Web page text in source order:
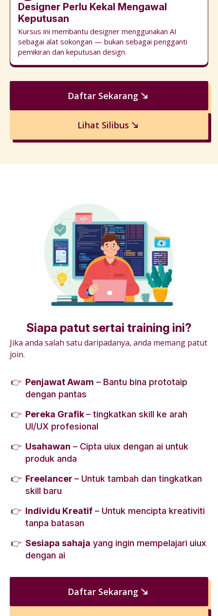
Designer Perlu Kekal Mengawal
Keputusan
Kursus ini membantu designer menggunakan AI
sebagai alat sokongan — bukan sebagai pengganti
pemikiran dan keputusan design.
Daftar Sekarang
Lihat Silibus
Siapa patut sertai training ini?
Jika anda salah satu daripadanya, anda memang patut
join.
Penjawat Awam – Bantu bina prototaip
dengan pantas
Pereka Grafik– tingkatkan skill ke arah
UI/UX profesional
Usahawan – Cipta uiux dengan ai untuk
produk anda
Freelancer – Untuk tambah dan tingkatkan
skill baru
Individu Kreatif – Untuk mencipta kreativiti
tanpa batasan
Sesiapa sahaja yang ingin mempelajari uiux
dengan ai
Daftar Sekarang